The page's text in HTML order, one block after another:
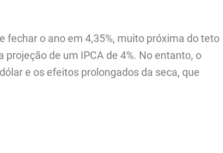
fechar o ano em 4,35%, muito próxima do teto
de um IPCA de 4%. No entanto, o
e os efeitos prolongados da seca, que